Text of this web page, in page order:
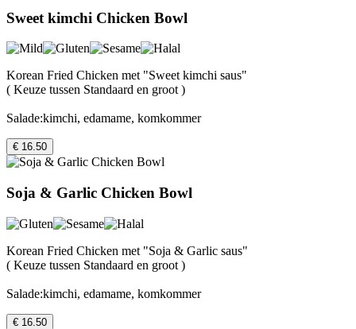
Sweet kimchi Chicken Bowl
Korean Fried Chicken met "Sweet kimchi saus"
( Keuze tussen Standaard en groot )
Salade:kimchi, edamame, komkommer
€ 16.50
Soja & Garlic Chicken Bowl
Korean Fried Chicken met "Soja & Garlic saus"
( Keuze tussen Standaard en groot )
Salade:kimchi, edamame, komkommer
€ 16.50